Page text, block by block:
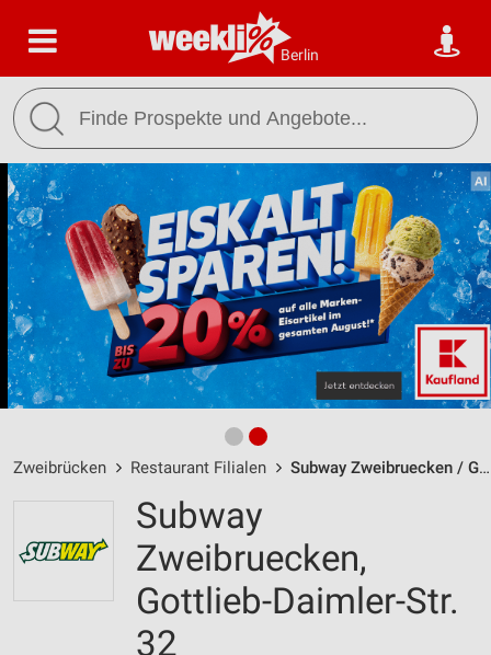
Berlin
Zweibrücken Restaurant Filialen Subway Zweibruecken / Gottlieb-Daimler-Str. 32 - Öffnungszeiten & Adresse
Subway
Zweibruecken,
Gottlieb-Daimler-Str.
32